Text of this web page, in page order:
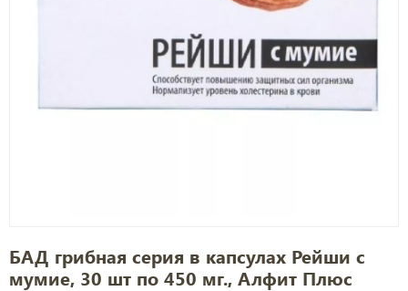
БАД грибная серия в капсулах Рейши с
мумие, 30 шт по 450 мг., Алфит Плюс